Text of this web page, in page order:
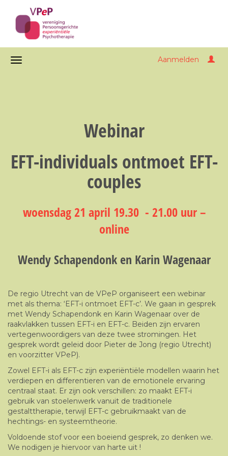
Aanmelden
Webinar
EFT-individuals ontmoet EFT-
couples
woensdag 21 april 19.30 - 21.00 uur –
online
Wendy Schapendonk en Karin Wagenaar
De regio Utrecht van de VPeP organiseert een webinar
met als thema: ‘EFT-i ontmoet EFT-c’. We gaan in gesprek
met Wendy Schapendonk en Karin Wagenaar over de
raakvlakken tussen EFT-i en EFT-c. Beiden zijn ervaren
vertegenwoordigers van deze twee stromingen. Het
gesprek wordt geleid door Pieter de Jong (regio Utrecht)
en voorzitter VPeP).
Zowel EFT-i als EFT-c zijn experiëntiële modellen waarin het
verdiepen en differentieren van de emotionele ervaring
centraal staat. Er zijn ook verschillen: zo maakt EFT-i
gebruik van stoelenwerk vanuit de traditionele
gestalttherapie, terwijl EFT-c gebruikmaakt van de
hechtings- en systeemtheorie.
Voldoende stof voor een boeiend gesprek, zo denken we.
We nodigen je hiervoor van harte uit !